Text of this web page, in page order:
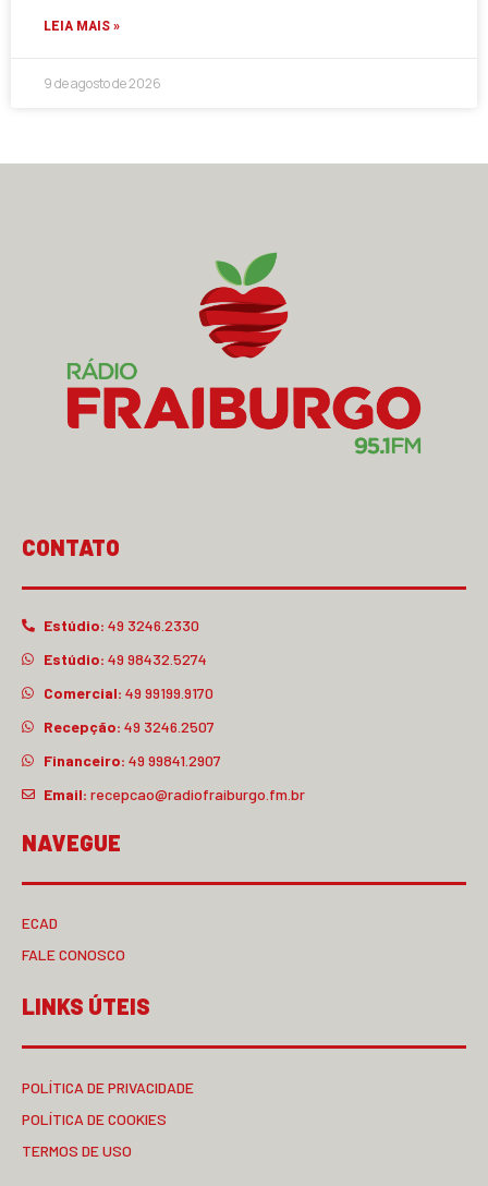
LEIA MAIS »
9 de agosto de 2026
CONTATO
Estúdio: 49 3246.2330
Estúdio: 49 98432.5274
Comercial: 49 99199.9170
Recepção: 49 3246.2507
Financeiro: 49 99841.2907
Email: recepcao@radiofraiburgo.fm.br
NAVEGUE
ECAD
FALE CONOSCO
LINKS ÚTEIS
POLÍTICA DE PRIVACIDADE
POLÍTICA DE COOKIES
TERMOS DE USO